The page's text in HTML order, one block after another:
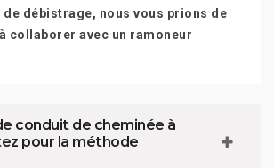
débistrage, nous vous prions de
collaborer avec un ramoneur
conduit de cheminée à
pour la méthode